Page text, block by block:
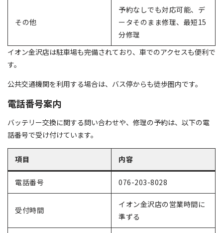
その他
予約なしでも対応可能、デ
ータそのまま修理、最短15
分修理
イオン金沢店は駐車場も完備されており、車でのアクセスも便利で
す。
公共交通機関を利用する場合は、バス停からも徒歩圏内です。
電話番号案内
バッテリー交換に関する問い合わせや、修理の予約は、以下の電
話番号で受け付けています。
項目 内容
電話番号 076-203-8028
受付時間
イオン金沢店の営業時間に
準ずる